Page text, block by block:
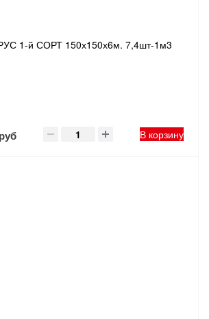
И ОТДЕЛОЧНЫЕ МАТЕРИАЛЫ
1-й СОРТ 150х150х6м. 7,4шт-1м3
В корзину